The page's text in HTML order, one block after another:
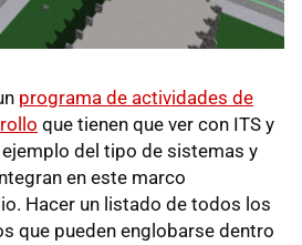
programa de actividades de
que tienen que ver con ITS y
del tipo de sistemas y
en este marco
Hacer un listado de todos los
que pueden englobarse dentro